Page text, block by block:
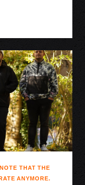
THAT THE
ANYMORE.